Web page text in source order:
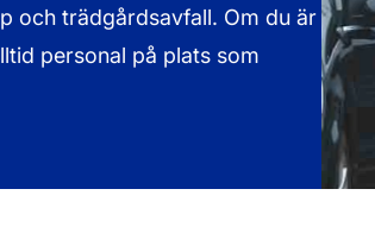
och trädgårdsavfall. Om du är
personal på plats som